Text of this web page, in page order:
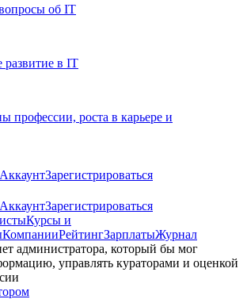
об IT
развитие в IT
профессии, роста в карьере и
Зарегистрироваться
Зарегистрироваться
Курсы и
КомпанииРейтингЗарплатыЖурнал
администратора, который бы мог
управлять кураторами и оценкой